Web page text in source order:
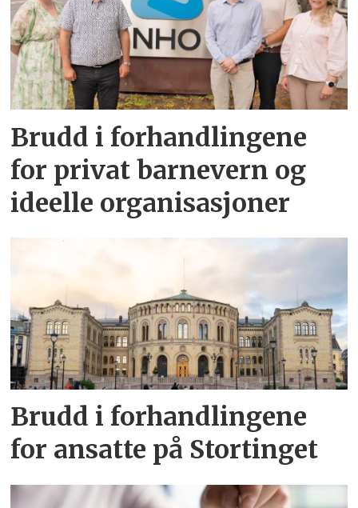
Brudd i forhandlingene
for privat barnevern og
ideelle organisasjoner
Brudd i forhandlingene
for ansatte på Stortinget